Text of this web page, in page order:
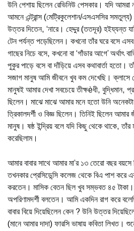
উনি পেশায় ছিলেন রেভিনিউ পেসকার। যদি আমরা
আমনে এন্ট্রান্স (মেট্রিকুলেশান/এসএসসির সমতুল্য)
উত্তর দিতেন, ‘নারে। হেদ্দুর (ততদূর) হইয্যন্ত
টেন পর্যন্ত পড়েছিলেন। কখনো তাঁর ঘরে বসে
গাছের নিচে বসে, কখনো বা ‘গাঁডার আগে’ অর্থাৎ
পুকুর পাড়ে বসে বা দাঁড়িয়ে এসব কথাবার্তা হতো।
সজাগ মানুষ আমি জীবনে খুব কম দেখেছি। ক্লাসে
মানুষই আমার দেখা সবচেয়ে তীক্ষèধী, বুদ্ধিমান,
ছিলেন। মাঝে মাঝে আমার মনে হতো উনি অনেকটা
ত্রিকালদর্শী ও বিজ্ঞ ছিলেন। তিনিই ছিলেন আমার
মানুষ। ষষ্ঠ ইন্দ্রিয় বলে যদি কিছু থেকে থাকে,
করেছিলাম।
আমার বাবার সাথে আমার মা’র ১৩ তেরো বছর বয়সে
তখনকার প্রেসিডেন্সি কলেজ থেকে বিএ পাশ করে
করতেন। মাসিক বেতন ছিল খুব সম্ভবত ৪৫ টাকা।
অপরিণামদর্শী বলতেন। আমি একদিন রাগ করে
বাবার বিয়ে দিয়েছিলেন কেন ? উনি উত্তর
(মানে আমার দাদা) ফারসি ভাষায় কবিতা লিখত।